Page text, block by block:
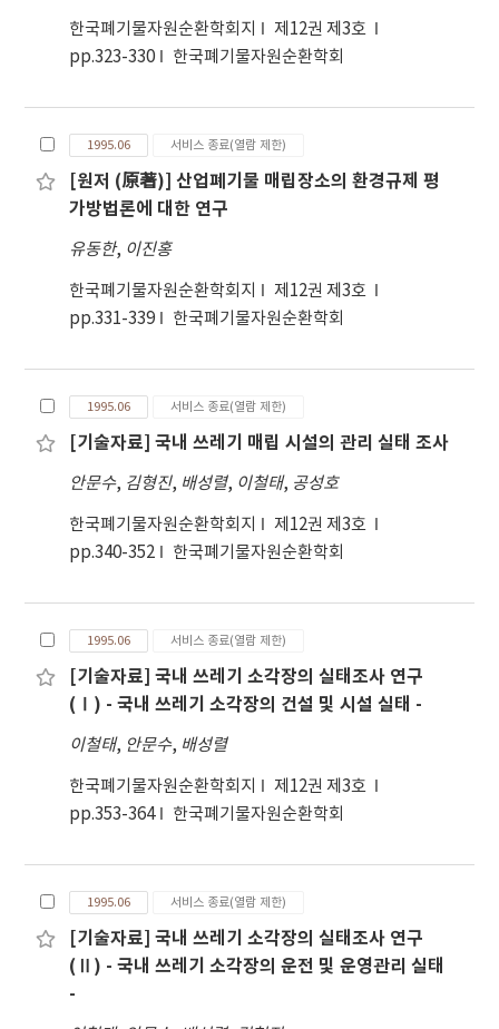
한국폐기물자원순환학회지
제12권 제3호
pp.323-330
한국폐기물자원순환학회
1995.06 서비스 종료(열람 제한)
[원저 (原著)] 산업폐기물 매립장소의 환경규제 평
가방법론에 대한 연구
유동한, 이진홍
한국폐기물자원순환학회지
제12권 제3호
pp.331-339
한국폐기물자원순환학회
1995.06 서비스 종료(열람 제한)
[기술자료] 국내 쓰레기 매립 시설의 관리 실태 조사
안문수, 김형진, 배성렬, 이철태, 공성호
한국폐기물자원순환학회지
제12권 제3호
pp.340-352
한국폐기물자원순환학회
1995.06 서비스 종료(열람 제한)
[기술자료] 국내 쓰레기 소각장의 실태조사 연구
(Ⅰ) - 국내 쓰레기 소각장의 건설 및 시설 실태 -
이철태, 안문수, 배성렬
한국폐기물자원순환학회지
제12권 제3호
pp.353-364
한국폐기물자원순환학회
1995.06 서비스 종료(열람 제한)
[기술자료] 국내 쓰레기 소각장의 실태조사 연구
(Ⅱ) - 국내 쓰레기 소각장의 운전 및 운영관리 실태
-